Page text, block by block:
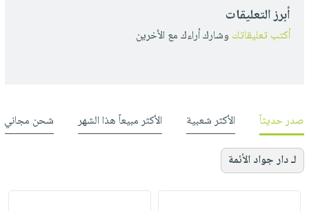
أبرز التعليقات
أكتب تعليقاتك وشارك أراءك مع الأخرين
صدر حديثاً الأكثر شعبية الأكثر مبيعاً هذا الشهر شحن مجاني
لـ دار جواد الأئمة